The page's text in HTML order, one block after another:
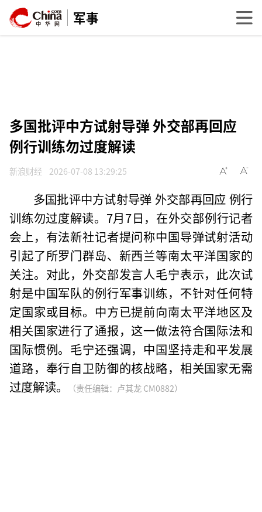
军事
多国批评中方试射导弹 外交部再回应
例行训练勿过度解读
新浪财经 2026-07-08 13:29:25
多国批评中方试射导弹 外交部再回应 例行
训练勿过度解读。7月7日，在外交部例行记者
会上，有法新社记者提问称中国导弹试射活动
引起了所罗门群岛、新西兰等南太平洋国家的
关注。对此，外交部发言人毛宁表示，此次试
射是中国军队的例行军事训练，不针对任何特
定国家或目标。中方已提前向南太平洋地区及
相关国家进行了通报，这一做法符合国际法和
国际惯例。毛宁还强调，中国坚持走和平发展
道路，奉行自卫防御的核战略，相关国家无需
过度解读。
（责任编辑：卢其龙 CM0882）